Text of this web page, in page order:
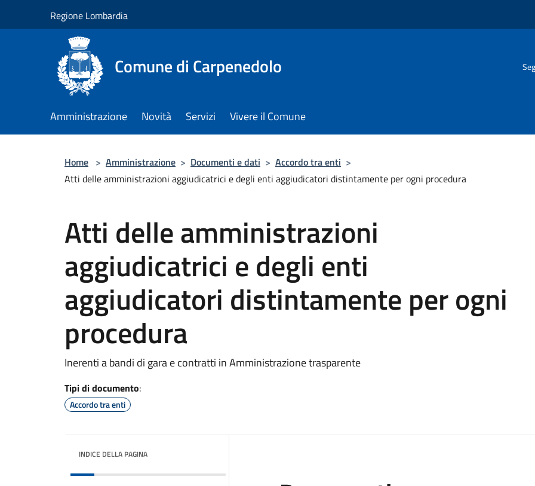
Regione Lombardia
Comune di Carpenedolo
Amministrazione Novità Servizi Vivere il Comune
Home > Amministrazione > Documenti e dati > Accordo tra enti >
Atti delle amministrazioni aggiudicatrici e degli enti aggiudicatori distintamente per ogni procedura
Atti delle amministrazioni
aggiudicatrici e degli enti
aggiudicatori distintamente per ogni
procedura
Inerenti a bandi di gara e contratti in Amministrazione trasparente
Tipi di documento:
Accordo tra enti
INDICE DELLA PAGINA